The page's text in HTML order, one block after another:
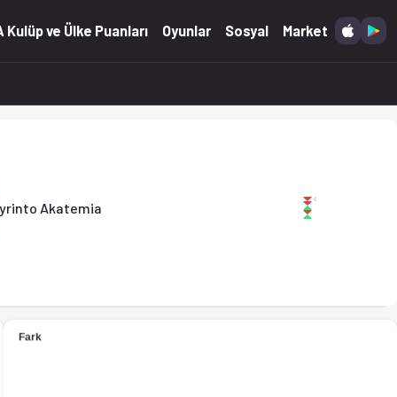
Kulüp ve Ülke Puanları Oyunlar Sosyal Market
Akatemia